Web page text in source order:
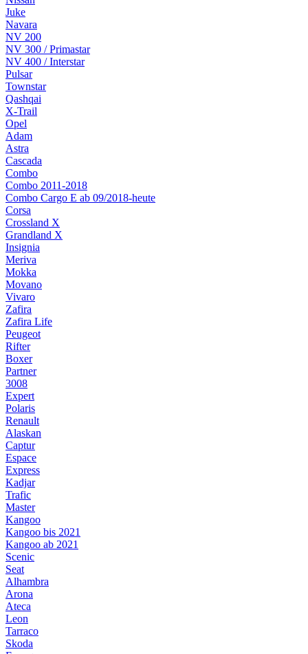
Juke
Navara
NV 200
NV 300 / Primastar
NV 400 / Interstar
Pulsar
Townstar
Qashqai
X-Trail
Opel
Adam
Astra
Cascada
Combo
Combo 2011-2018
Combo Cargo E ab 09/2018-heute
Corsa
Crossland X
Grandland X
Insignia
Meriva
Mokka
Movano
Vivaro
Zafira
Zafira Life
Peugeot
Rifter
Boxer
Partner
3008
Expert
Polaris
Renault
Alaskan
Captur
Espace
Express
Kadjar
Trafic
Master
Kangoo
Kangoo bis 2021
Kangoo ab 2021
Scenic
Seat
Alhambra
Arona
Ateca
Leon
Tarraco
Skoda